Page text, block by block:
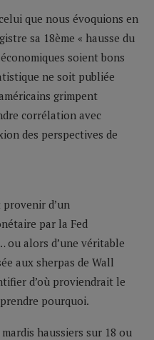
que nous évoquions en
sa 18ème « hausse du
soient bons
ne soit publiée
grimpent
corrélation avec
des perspectives de
d’un
par la Fed
ou alors d’une véritable
aux sherpas de Wall
d’où proviendrait le
pourquoi.
haussiers sur 18 ou